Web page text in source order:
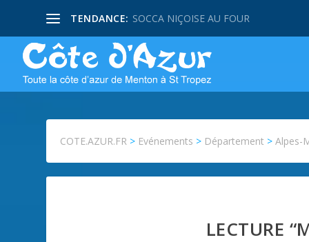
TENDANCE: SOCCA NIÇOISE AU FOUR
COTE.AZUR.FR > Evénements > Département >Alpes-
LECTURE